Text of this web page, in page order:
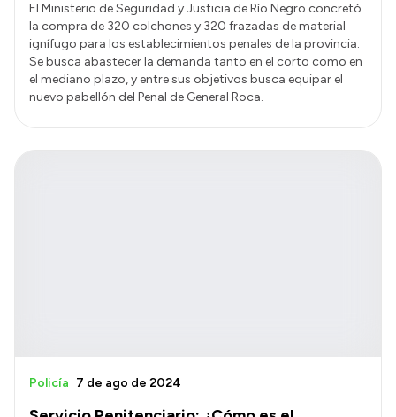
El Ministerio de Seguridad y Justicia de Río Negro concretó
la compra de 320 colchones y 320 frazadas de material
ignífugo para los establecimientos penales de la provincia.
Se busca abastecer la demanda tanto en el corto como en
el mediano plazo, y entre sus objetivos busca equipar el
nuevo pabellón del Penal de General Roca.
Policía 7 de ago de 2024